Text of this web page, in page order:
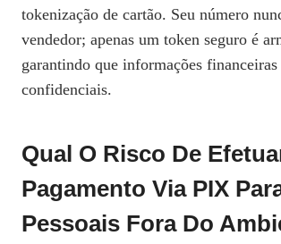
tokenização de cartão. Seu número
vendedor; apenas um token seguro é
garantindo que informações financeiras
confidenciais.
Qual O Risco De
Pagamento Via PIX
Pessoais Fora Do